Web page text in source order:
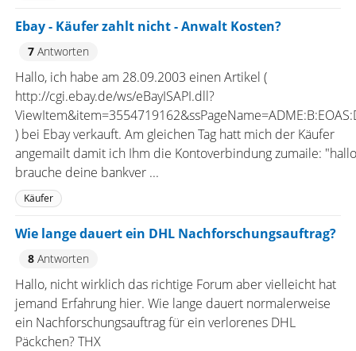
Ebay - Käufer zahlt nicht - Anwalt Kosten?
7Antworten
Hallo, ich habe am 28.09.2003 einen Artikel (
http://cgi.ebay.de/ws/eBayISAPI.dll?
) bei Ebay verkauft. Am gleichen Tag hatt mich der Käufer
angemailt damit ich Ihm die Kontoverbindung zumaile: "hallo
brauche deine bankver ...
Käufer
Wie lange dauert ein DHL Nachforschungsauftrag?
8Antworten
Hallo, nicht wirklich das richtige Forum aber vielleicht hat
jemand Erfahrung hier. Wie lange dauert normalerweise
ein Nachforschungsauftrag für ein verlorenes DHL
Päckchen? THX